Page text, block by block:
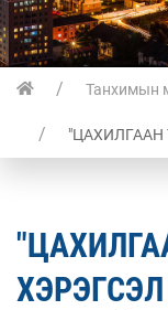
Танхимын